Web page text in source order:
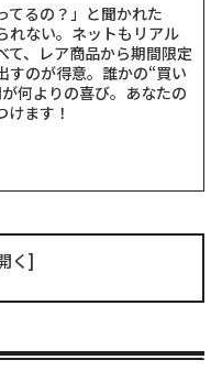
てるの？」と聞かれた
れない。ネットもリアル
て、レア商品から期間限定
すのが得意。誰かの“買い
何よりの喜び。あなたの
ます！